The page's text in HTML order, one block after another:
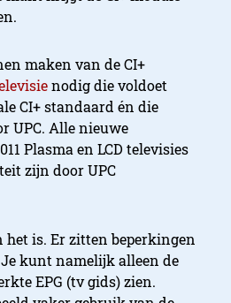
maken van de CI+
nodig die voldoet
CI+ standaard én die
UPC. Alle nieuwe
Plasma en LCD televisies
zijn door UPC
is. Er zitten beperkingen
kunt namelijk alleen de
EPG (tv gids) zien.